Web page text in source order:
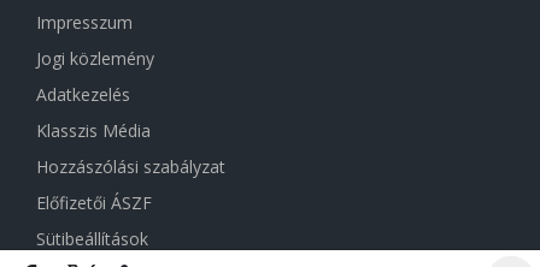
Impresszum
Jogi közlemény
Adatkezelés
Klasszis Média
Hozzászólási szabályzat
Előfizetői ÁSZF
Sütibeállítások